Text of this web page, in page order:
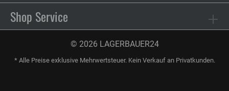
Shop Service
© 2026 LAGERBAUER24
* Alle Preise exklusive Mehrwertsteuer. Kein Verkauf an Privatkunden.